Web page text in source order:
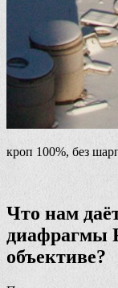
кроп 100%, без
Что нам
диафрагмы
объективе?